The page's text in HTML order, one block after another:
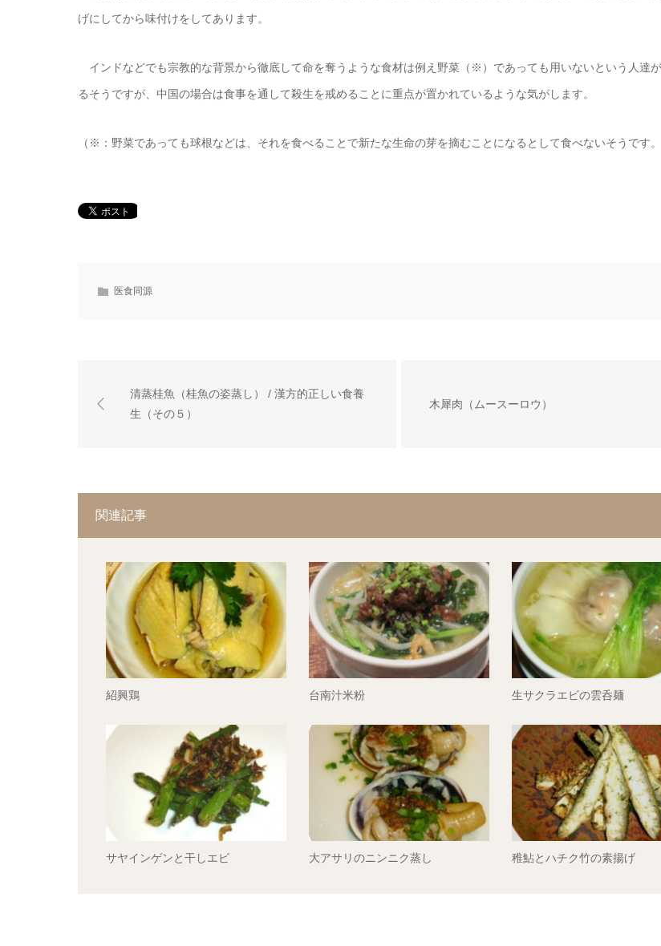
げにしてから味付けをしてあります。
インドなどでも宗教的な背景から徹底して命を奪うような食材は例え野菜（※）であっても用いないという人達
るそうですが、中国の場合は食事を通して殺生を戒めることに重点が置かれているような気がします。
（※：野菜であっても球根などは、それを食べることで新たな生命の芽を摘むことになるとして食べないそうです。
医食同源
清蒸桂魚（桂魚の姿蒸し） / 漢方的正しい食養
生（その５）
木犀肉（ムースーロウ）
関連記事
紹興鶏 台南汁米粉 生サクラエビの雲呑麺
サヤインゲンと干しエビ 大アサリのニンニク蒸し 稚鮎とハチク竹の素揚げ